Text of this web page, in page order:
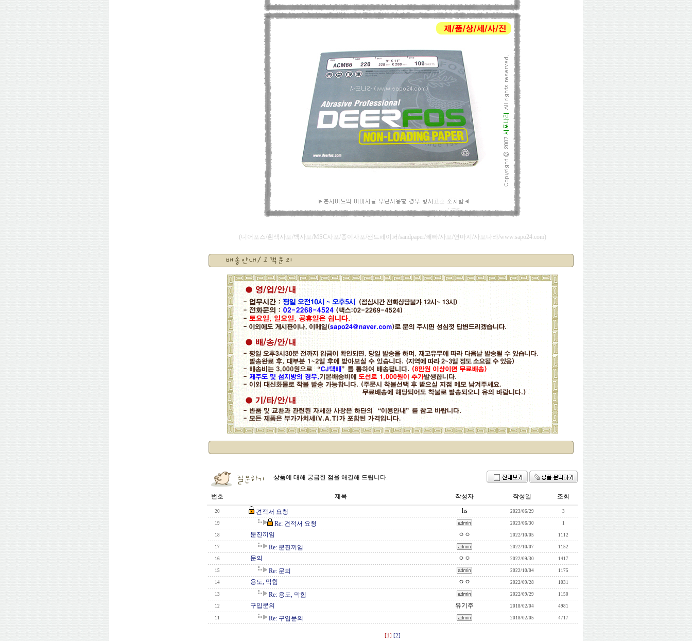
(디어포스/흰색사포/백사포/MSC사포/종이사포/샌드페이퍼/sandpaper/빼빠/사포/연마지/사포나라/www.sapo24.com)
상품에 대해 궁금한 점을 해결해 드립니다.
번호 제목 작성자 작성일 조회
20 견적서 요청 hs 2023/06/29 3
19 Re: 견적서 요청 2023/06/30 1
18 분진끼임 ㅇㅇ 2022/10/05 1112
17 Re: 분진끼임 2022/10/07 1152
16 문의 ㅇㅇ 2022/09/30 1417
15 Re: 문의 2022/10/04 1175
14 용도, 막힘 ㅇㅇ 2022/09/28 1031
13 Re: 용도, 막힘 2022/09/29 1150
12 구입문의 유기주 2018/02/04 4981
11 Re: 구입문의 2018/02/05 4717
[1] [2]